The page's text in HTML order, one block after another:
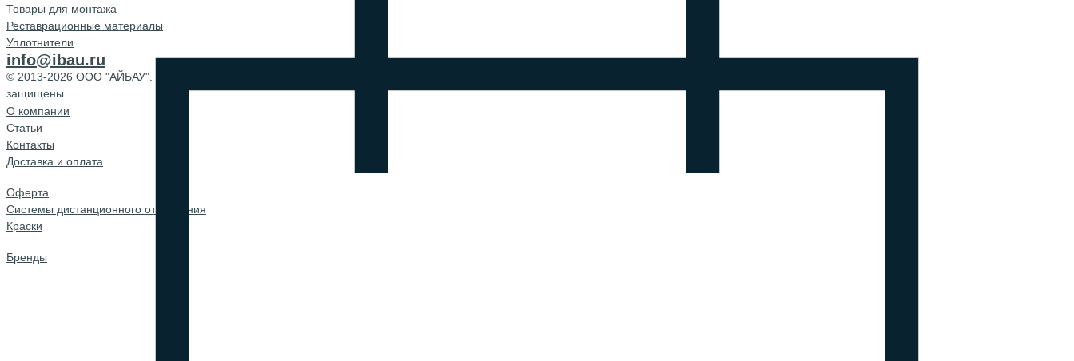
Товары для монтажа
Реставрационные материалы
Уплотнители
info@ibau.ru
© 2013-2026 ООО "АЙБАУ". Все права
защищены.
О компании
Cтатьи
Контакты
Доставка и оплата
Оферта
Системы дистанционного открывания
Краски
Бренды